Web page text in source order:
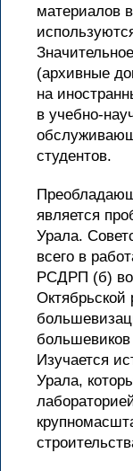
материалов
(архивные
на
в учебно-
студентов.
является
Урала.
всего в
РСДРП (б) во
Изучается
Урала,